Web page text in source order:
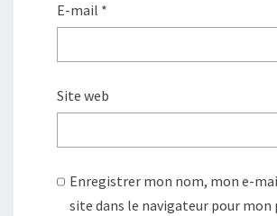
E-mail *
Site web
Enregistrer mon nom, mon e-
site dans le navigateur pour mon